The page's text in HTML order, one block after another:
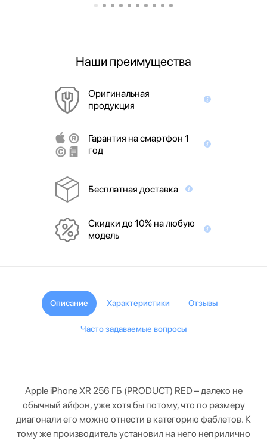
Наши преимущества
Оригинальная
продукция
Гарантия на смартфон 1
год
Бесплатная доставка
Скидки до 10% на любую
модель
Описание Характеристики Отзывы
Часто задаваемые вопросы
Apple iPhone XR 256 ГБ (PRODUCT) RED – далеко не
обычный айфон, уже хотя бы потому, что по размеру
диагонали его можно отнести в категорию фаблетов. К
тому же производитель установил на него неприлично